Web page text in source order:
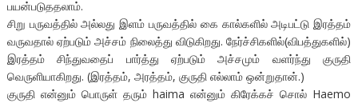
பயன்படுததலாம்.
சிறு பருவத்தில் அல்லது இளம் பருவத்தில் கை கால்களில் அடிபட்டு இரத்தம்
வருவதால் ஏற்படும் அச்சம் நிலைத்து விடுகிறது. நேர்ச்சிகளில்(விபத்துகளில்)
இரத்தம் சிந்துவதைப் பார்த்து ஏற்படும் அச்சமும் வளர்ந்து குருதி
வெருளியாகிறது. (இரத்தம், அரத்தம், குருதி எல்லாம் ஒன்றுதான்.)
குருதி என்னும் பொருள் தரும் haima என்னும் கிரேக்கச் சொல் Haemo